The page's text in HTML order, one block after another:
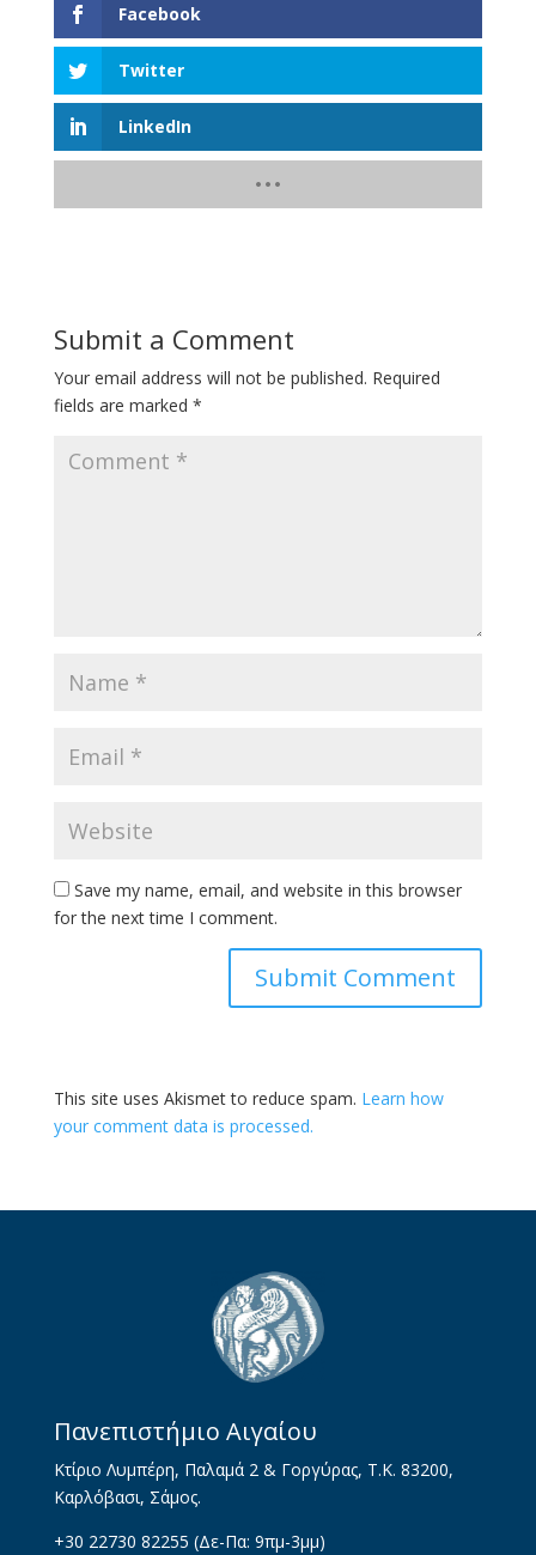
Facebook
Twitter
LinkedIn
Submit a Comment
Your email address will not be published. Required
fields are marked *
Save my name, email, and website in this browser
for the next time I comment.
This site uses Akismet to reduce spam. Learn how
your comment data is processed.
Πανεπιστήμιο Αιγαίου
Κτίριο Λυμπέρη, Παλαμά 2 & Γοργύρας, Τ.Κ. 83200,
Καρλόβασι, Σάμος.
+30 22730 82255 (Δε-Πα: 9πμ-3μμ)